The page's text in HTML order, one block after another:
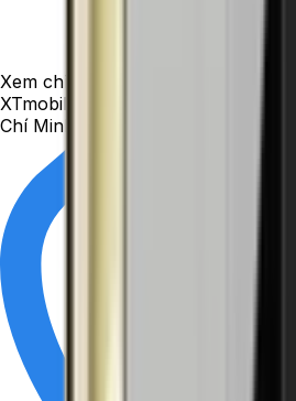
Xem chỉ đường
XTmobile - 50 Trần Quang Khải,
Chí Minh